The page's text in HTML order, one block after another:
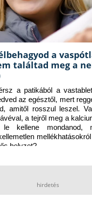
a
találtad meg a
a patikából a
az egésztől, mert
amitől rosszul leszel.
a tejről meg a
le kellene mondanod,
helyzet?
hirdetés